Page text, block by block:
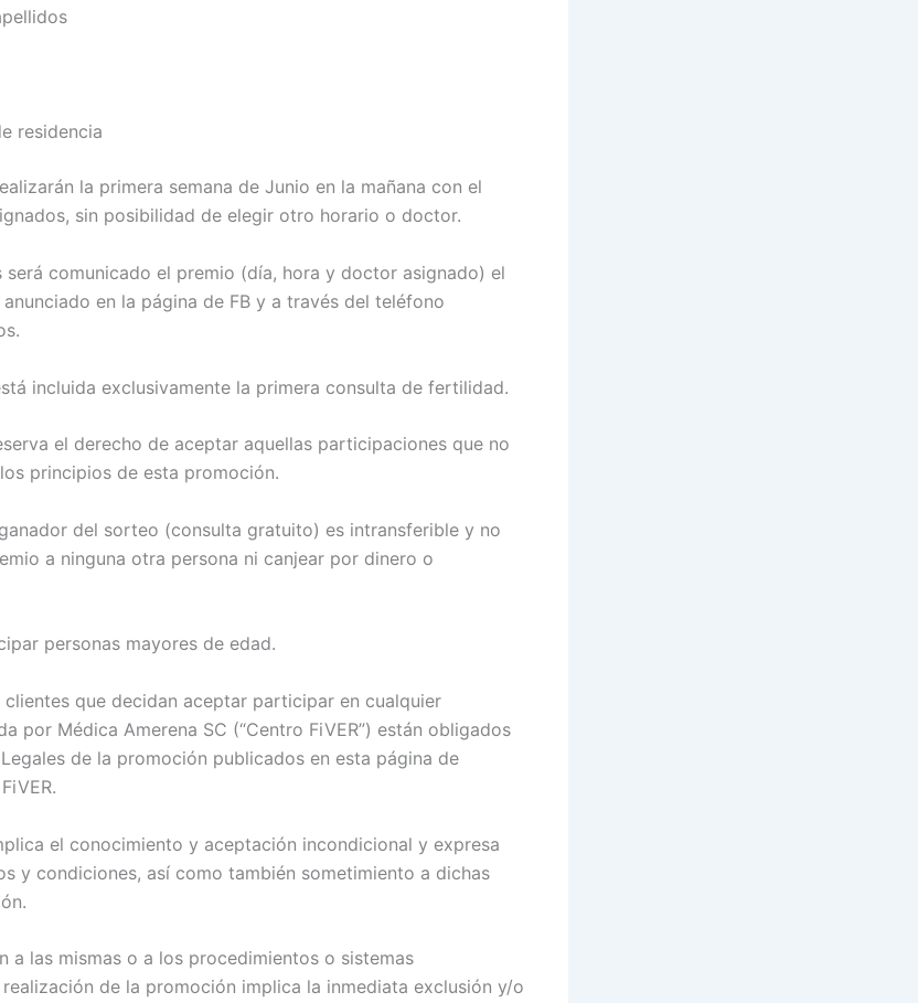
residencia
la primera semana de Junio en la mañana con el
sin posibilidad de elegir otro horario o doctor.
será comunicado el premio (día, hora y doctor asignado) el
en la página de FB y a través del teléfono
incluida exclusivamente la primera consulta de fertilidad.
el derecho de aceptar aquellas participaciones que no
principios de esta promoción.
del sorteo (consulta gratuito) es intransferible y no
a ninguna otra persona ni canjear por dinero o
personas mayores de edad.
clientes que decidan aceptar participar en cualquier
por Médica Amerena SC (“Centro FiVER”) están obligados
de la promoción publicados en esta página de
el conocimiento y aceptación incondicional y expresa
y condiciones, así como también sometimiento a dichas
a las mismas o a los procedimientos o sistemas
de la promoción implica la inmediata exclusión y/o